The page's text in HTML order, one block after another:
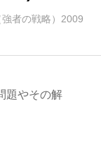
者の戦略）2009
題やその解